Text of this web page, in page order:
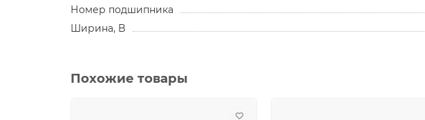
Номер подшипника
Ширина, B
Похожие товары